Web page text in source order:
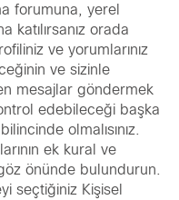
forumuna, yerel
katılırsanız orada
ve yorumlarınız
ve sizinle
mesajlar göndermek
edebileceği başka
olmalısınız.
ek kural ve
önünde bulundurun.
seçtiğiniz Kişisel